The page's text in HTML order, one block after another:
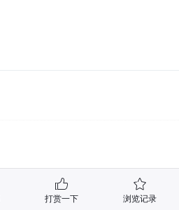
打赏一下 浏览记录